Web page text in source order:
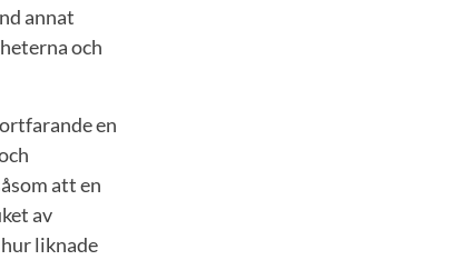
annat
och
en
att en
av
liknade